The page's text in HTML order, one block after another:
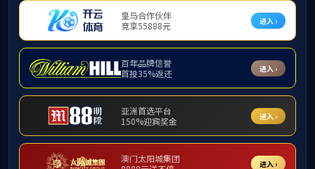
招生
培养
授位
相关下载